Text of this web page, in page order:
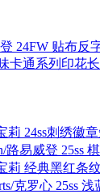
24FW 贴布反
卡通系列印花
莉 24ss刺绣徽
路易威登 25ss
莉 经典黑红条
克罗心 25ss